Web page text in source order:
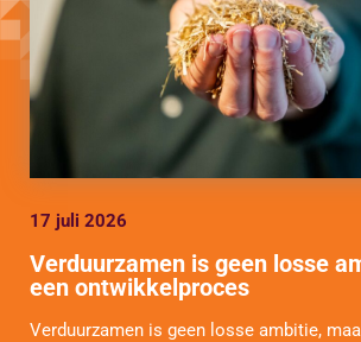
17 juli 2026
Verduurzamen is geen losse
een ontwikkelproces
Verduurzamen is geen losse ambitie,